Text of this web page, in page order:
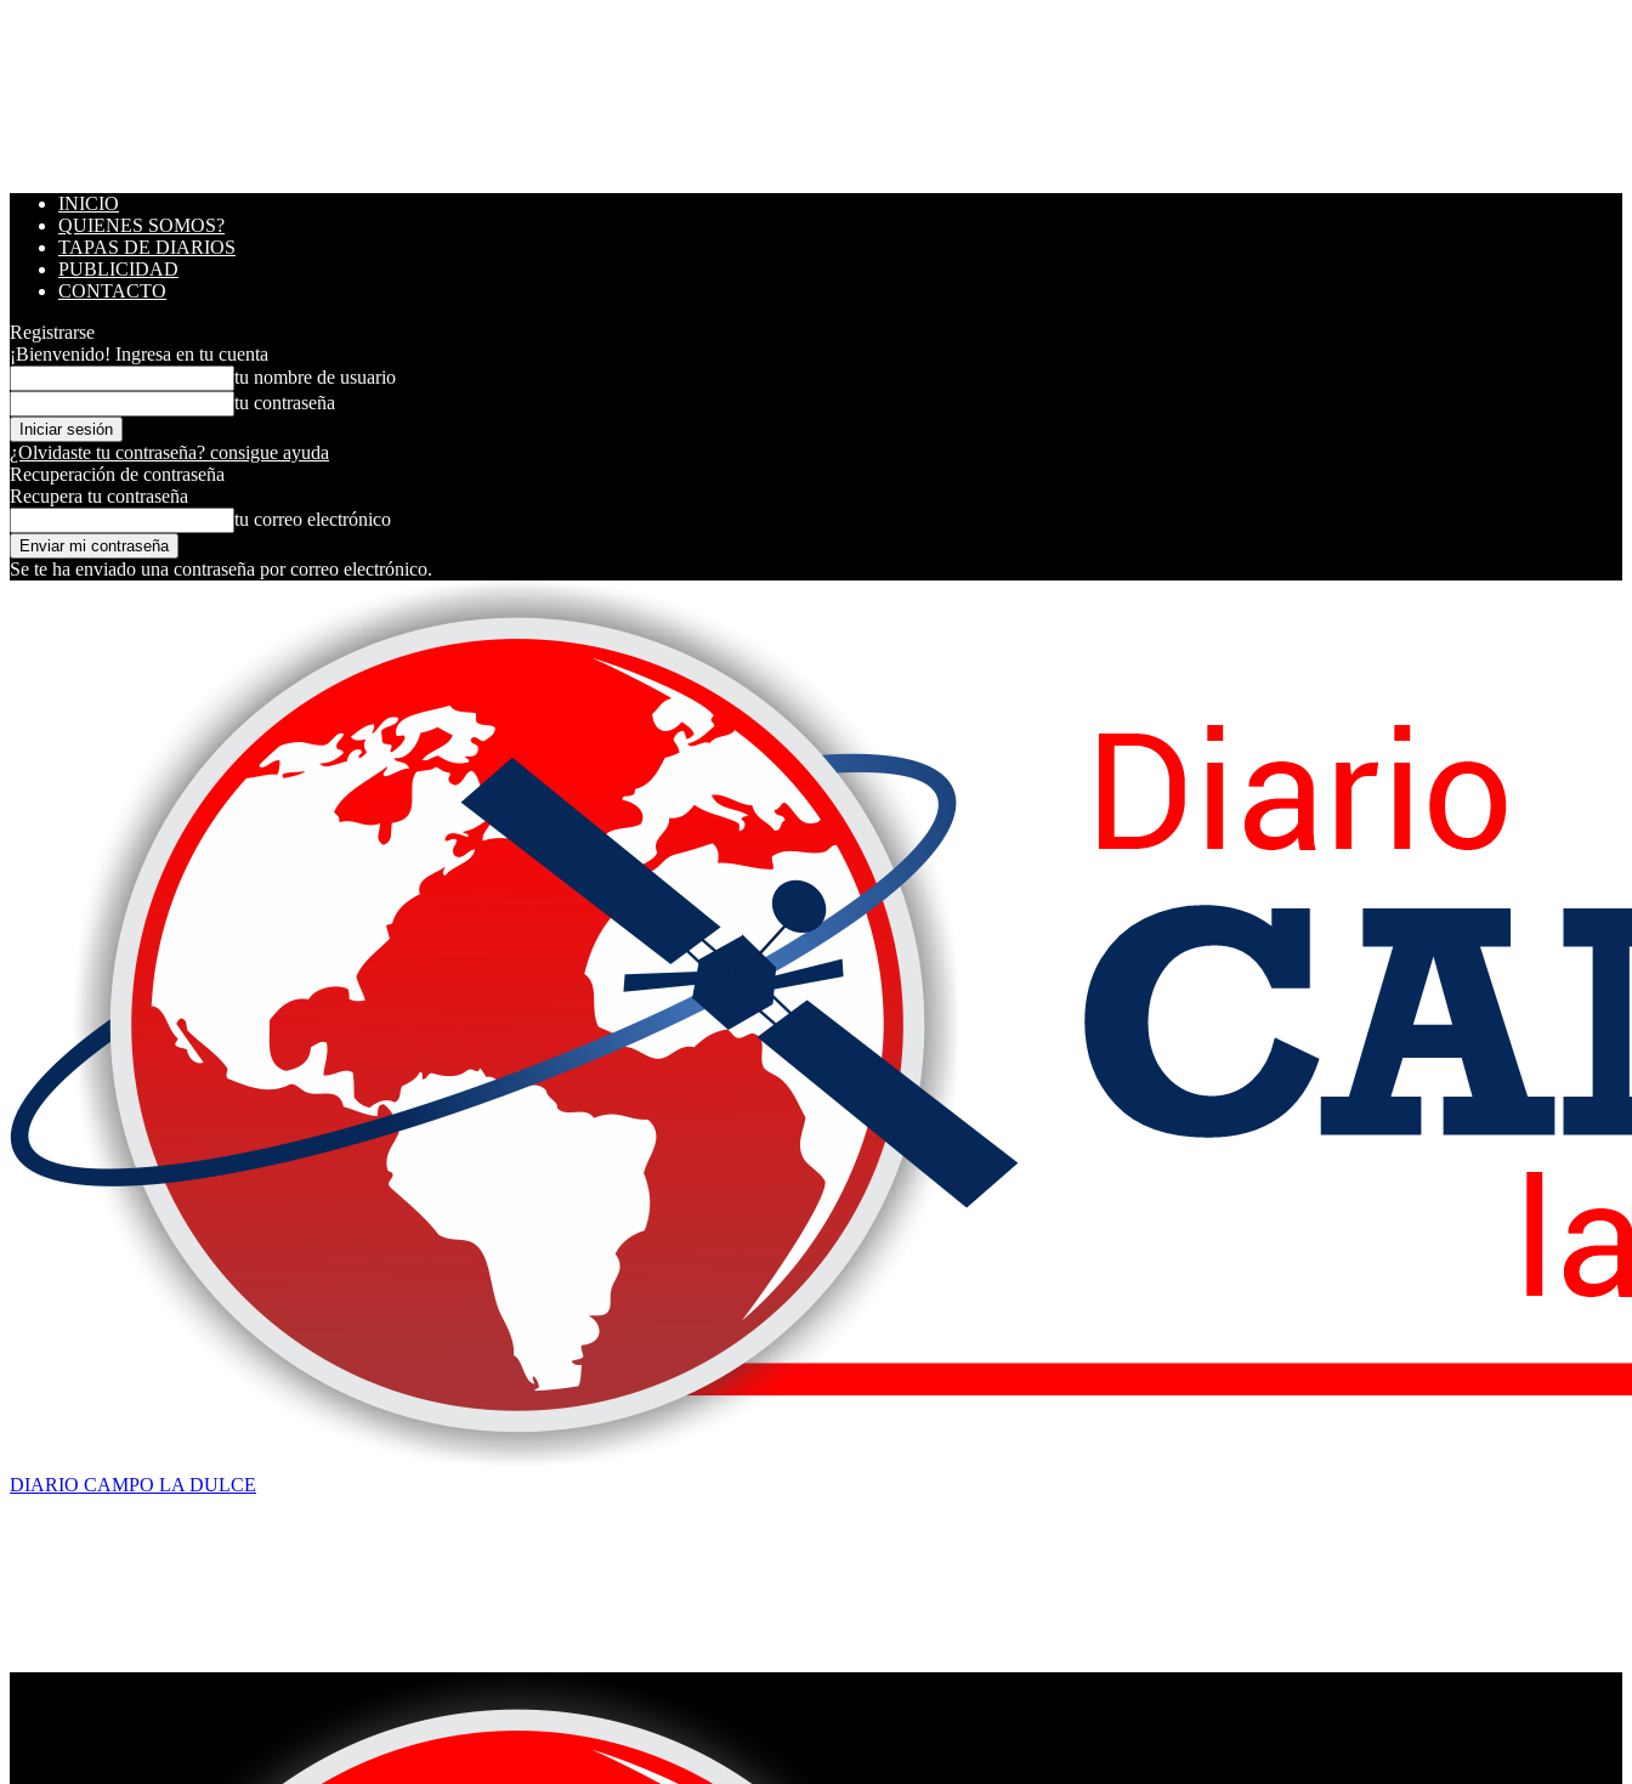
INICIO
QUIENES SOMOS?
TAPAS DE DIARIOS
PUBLICIDAD
CONTACTO
Registrarse
¡Bienvenido! Ingresa en tu cuenta
tu nombre de usuario
tu contraseña
¿Olvidaste tu contraseña? consigue ayuda
Recuperación de contraseña
Recupera tu contraseña
tu correo electrónico
Se te ha enviado una contraseña por correo electrónico.
DIARIO CAMPO LA DULCE